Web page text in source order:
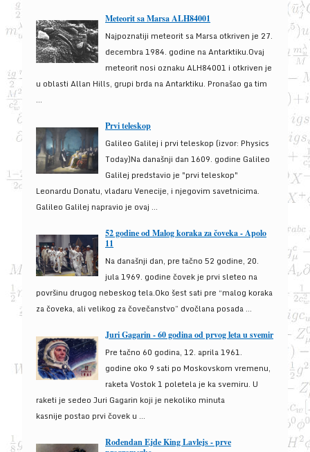
Meteorit sa Marsa ALH84001
Najpoznatiji meteorit sa Marsa otkriven je 27.
decembra 1984. godine na Antarktiku.Ovaj
meteorit nosi oznaku ALH84001 i otkriven je
u oblasti Allan Hills, grupi brda na Antarktiku. Pronašao ga tim
...
Prvi teleskop
Galileo Galilej i prvi teleskop (izvor: Physics
Today)Na današnji dan 1609. godine Galileo
Galilej predstavio je "prvi teleskop"
Leonardu Donatu, vladaru Venecije, i njegovim savetnicima.
Galileo Galilej napravio je ovaj ...
52 godine od Malog koraka za čoveka - Apolo
11
Na današnji dan, pre tačno 52 godine, 20.
jula 1969. godine čovek je prvi sleteo na
površinu drugog nebeskog tela.Oko šest sati pre “malog koraka
za čoveka, ali velikog za čovečanstvo” dvočlana posada ...
Juri Gagarin - 60 godina od prvog leta u svemir
Pre tačno 60 godina, 12. aprila 1961.
godine oko 9 sati po Moskovskom vremenu,
raketa Vostok 1 poletela je ka svemiru. U
raketi je sedeo Juri Gagarin koji je nekoliko minuta
kasnije postao prvi čovek u ...
Rođendan Ejde King Lavlejs - prve